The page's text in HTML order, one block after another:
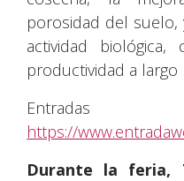
porosidad del
actividad
productividad a largo
Entradas
https://
Durante la feria,